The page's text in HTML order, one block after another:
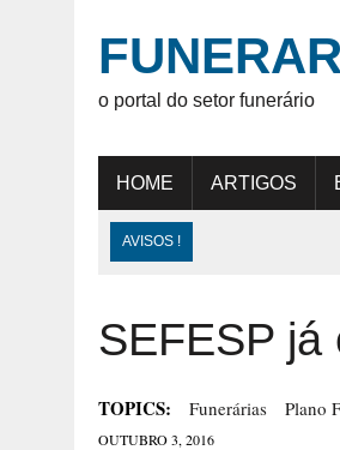
o portal do setor funerário
HOME ARTIGOS
AVISOS !
SEFESP já
TOPICS: Funerárias Plano
OUTUBRO 3, 2016